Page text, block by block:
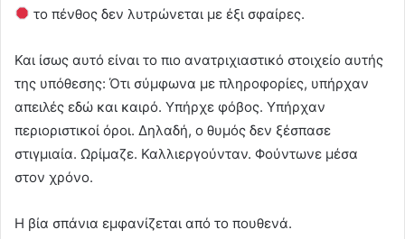
το πένθος δεν λυτρώνεται με έξι σφαίρες.
Και ίσως αυτό είναι το πιο ανατριχιαστικό στοιχείο αυτής
της υπόθεσης: Ότι σύμφωνα με πληροφορίες, υπήρχαν
απειλές εδώ και καιρό. Υπήρχε φόβος. Υπήρχαν
περιοριστικοί όροι. Δηλαδή, ο θυμός δεν ξέσπασε
στιγμιαία. Ωρίμαζε. Καλλιεργούνταν. Φούντωνε μέσα
στον χρόνο.
Η βία σπάνια εμφανίζεται από το πουθενά.